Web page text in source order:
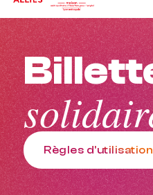
Règles d'utilisation